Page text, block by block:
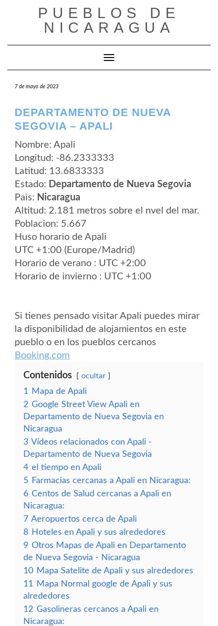
PUEBLOS DE
NICARAGUA
Cambiar modo de navegación
7 de mayo de 2023
DEPARTAMENTO DE NUEVA
SEGOVIA – APALI
Nombre: Apali
Longitud: -86.2333333
Latitud: 13.6833333
Estado: Departamento de Nueva Segovia
Pais: Nicaragua
Altitud: 2.181 metros sobre el nvel del mar.
Poblacion: 5.667
Huso horario de Apali
UTC +1:00 (Europe/Madrid)
Horario de verano : UTC +2:00
Horario de invierno : UTC +1:00
Si tienes pensado visitar Apali puedes mirar
la disponibilidad de alojamientos en este
pueblo o en los pueblos cercanos
Booking.com
Contenidos ocultar
1
Mapa de Apali
2 Google Street View Apali en
Departamento de Nueva Segovia en
Nicaragua
3 Vídeos relacionados con Apali -
Departamento de Nueva Segovia
4 el tiempo en Apali
5 Farmacias cercanas a Apali en Nicaragua:
6 Centos de Salud cercanas a Apali en
Nicaragua:
7 Aeropuertos cerca de Apali
8 Hoteles en Apali y sus alrededores
9 Otros Mapas de Apali en Departamento
de Nueva Segovia - Nicaragua
10 Mapa Satelite de Apali y sus alrededores
11
Mapa Normal google de Apali y sus
alrededores
12 Gasolineras cercanos a Apali en
Nicaragua: